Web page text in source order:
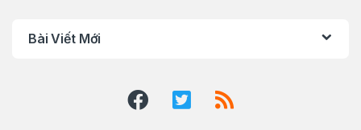
Bài Viết Mới